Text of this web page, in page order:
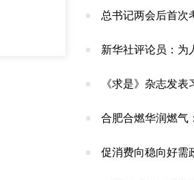
总书记两会后首次
新华社评论员：
《求是》杂志发
合肥合燃华润燃气
促消费向稳向好需